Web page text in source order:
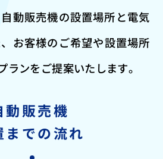
動販売機の設置場所と電気
お客様のご希望や設置場所
ランをご提案いたします。
動販売機
までの流れ